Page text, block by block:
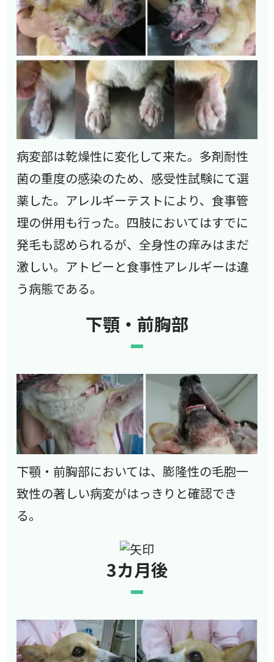
病変部は乾燥性に変化して来た。多剤耐性
菌の重度の感染のため、感受性試験にて選
薬した。アレルギーテストにより、食事管
理の併用も行った。四肢においてはすでに
発毛も認められるが、全身性の痒みはまだ
激しい。アトピーと食事性アレルギーは違
う病態である。
下顎・前胸部
下顎・前胸部においては、膨隆性の毛胞一
致性の著しい病変がはっきりと確認でき
る。
3カ月後